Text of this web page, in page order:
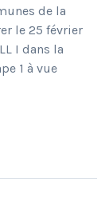
de la
le 25 février
I dans la
1 à vue